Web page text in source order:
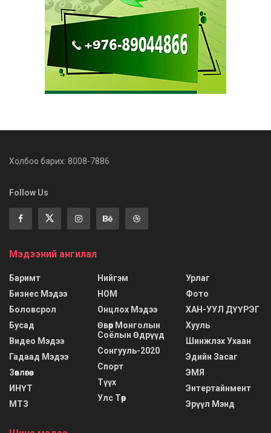
Холбоо барих: 8008-7886
Follow Us
Мэдээний ангилал
Баримт
Бизнес Мэдээ
Боловсрол
Бусад
Видео Мэдээ
Гадаад Мэдээ
Зөвлөгөө
ИНҮТ
МТЗ
Нийгэм
НОМ
Онцлох Мэдээ
Өвөр Монголын
Соёлын Өдрүүд
Сонгууль-2020
Спорт
Түүх
Улс Төр
Урлаг
Фото
ХАН-УУЛ ДҮҮРЭГ
Хууль
Шинжлэх Ухаан
Эдийн Засаг
ЭМЯ
Энтертайнмент
Эрүүл Мэнд